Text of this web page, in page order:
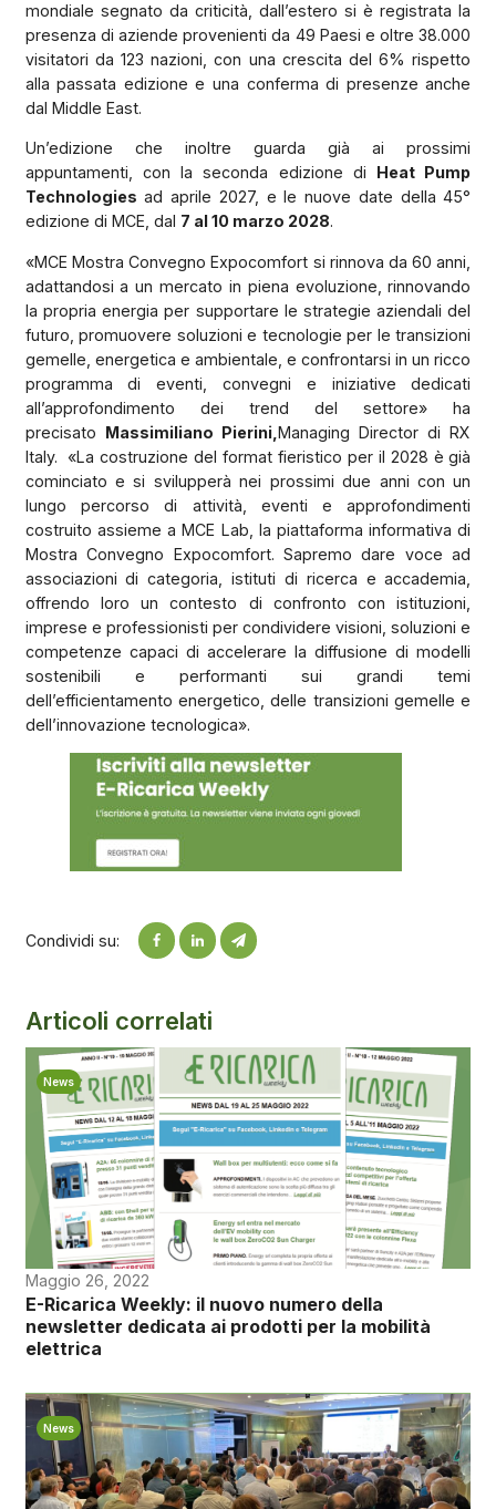
mondiale segnato da criticità, dall’estero si è registrata la
presenza di aziende provenienti da 49 Paesi e oltre 38.000
visitatori da 123 nazioni, con una crescita del 6% rispetto
alla passata edizione e una conferma di presenze anche
dal Middle East.
Un’edizione che inoltre guarda già ai prossimi
appuntamenti, con la seconda edizione di Heat Pump
Technologies ad aprile 2027, e le nuove date della 45°
edizione di MCE, dal 7 al 10 marzo 2028.
«MCE Mostra Convegno Expocomfort si rinnova da 60 anni,
adattandosi a un mercato in piena evoluzione, rinnovando
la propria energia per supportare le strategie aziendali del
futuro, promuovere soluzioni e tecnologie per le transizioni
gemelle, energetica e ambientale, e confrontarsi in un ricco
programma di eventi, convegni e iniziative dedicati
all’approfondimento dei trend del settore» ha
precisato Massimiliano Pierini, Managing Director di RX
Italy. «La costruzione del format fieristico per il 2028 è già
cominciato e si svilupperà nei prossimi due anni con un
lungo percorso di attività, eventi e approfondimenti
costruito assieme a MCE Lab, la piattaforma informativa di
Mostra Convegno Expocomfort. Sapremo dare voce ad
associazioni di categoria, istituti di ricerca e accademia,
offrendo loro un contesto di confronto con istituzioni,
imprese e professionisti per condividere visioni, soluzioni e
competenze capaci di accelerare la diffusione di modelli
sostenibili e performanti sui grandi temi
dell’efficientamento energetico, delle transizioni gemelle e
dell’innovazione tecnologica».
Condividi su:
Articoli correlati
News
Maggio 26, 2022
E-Ricarica Weekly: il nuovo numero della
newsletter dedicata ai prodotti per la mobilità
elettrica
News